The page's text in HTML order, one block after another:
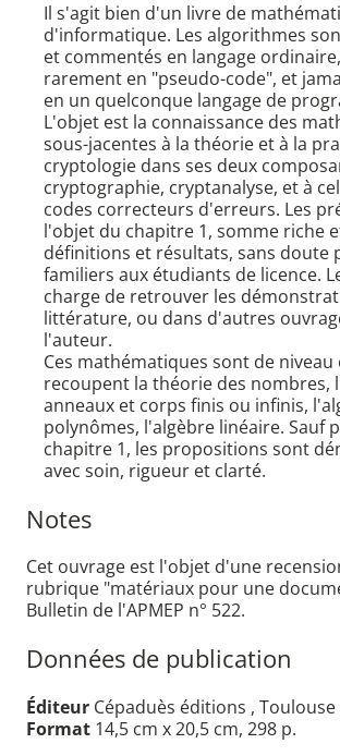
Il s'agit bien d'un livre de
d'informatique. Les algorithmes
et commentés en langage
rarement en "pseudo-code", et
en un quelconque langage de
L'objet est la connaissance des
sous-jacentes à la théorie et à la
cryptologie dans ses deux
cryptographie, cryptanalyse, et à
codes correcteurs d'erreurs. Les
l'objet du chapitre 1, somme riche
définitions et résultats, sans doute
familiers aux étudiants de licence.
charge de retrouver les
littérature, ou dans d'autres
l'auteur.
Ces mathématiques sont de niveau
recoupent la théorie des nombres,
anneaux et corps finis ou infinis,
polynômes, l'algèbre linéaire. Sauf
chapitre 1, les propositions sont
avec soin, rigueur et clarté.
Notes
Cet ouvrage est l'objet d'une
rubrique "matériaux pour une
Bulletin de l'APMEP n° 522.
Données de publication
Éditeur Cépaduès éditions , Toulouse
Format 14,5 cm x 20,5 cm, 298 p.